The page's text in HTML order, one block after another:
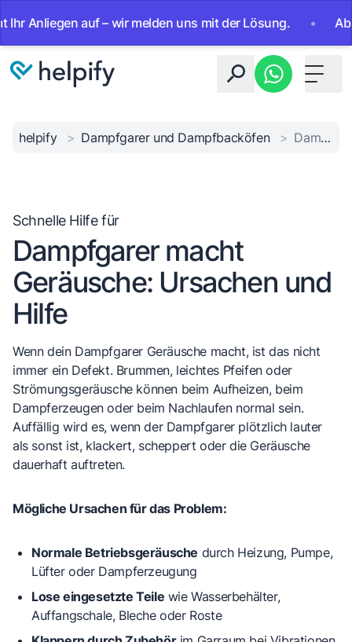
auf – wir melden uns mit der Lösung. • Ab
Toggle
helpify > Dampfgarer und Dampfbacköfen > Dampfgarer macht Geräusche: Ursachen und Hilfe
Schnelle Hilfe für
Dampfgarer macht
Geräusche: Ursachen und
Hilfe
Wenn dein Dampfgarer Geräusche macht, ist das nicht
immer ein Defekt. Brummen, leichtes Pfeifen oder
Strömungsgeräuschekönnen beim Aufheizen, beim
Dampferzeugen oder beim Nachlaufen normal sein.
Auffällig wird es, wenn der Dampfgarer plötzlich lauter
als sonst ist, klackert, scheppert oder die Geräusche
dauerhaft auftreten.
Mögliche Ursachen für das Problem:
Normale Betriebsgeräusche durch Heizung, Pumpe,
Lüfter oder Dampferzeugung
Lose eingesetzte Teile wie Wasserbehälter,
Auffangschale, Bleche oder Roste